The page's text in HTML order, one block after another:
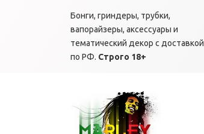
Бонги, гриндеры, трубки,
вапорайзеры, аксессуары и
тематический декор с доставкой
по РФ. Строго 18+